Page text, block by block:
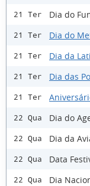
21 Ter Dia do
21 Ter Dia do
21 Ter Dia da
21 Ter Dia das
21 Ter
22 Qua Dia do
22 Qua Dia da
22 Qua Data
22 Qua Dia